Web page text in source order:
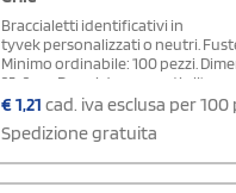
Braccialetti identificativi in
tyvek personalizzati o neutri.
Minimo ordinabile: 100 pezzi.
25x2 cm. Prezzi decrescenti
delle quantità ordinate.
€1,21 cad. iva esclusa per 100
Spedizione gratuita